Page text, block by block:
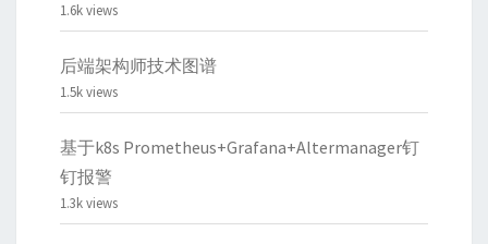
1.6k views
后端架构师技术图谱
1.5k views
基于k8s Prometheus+Grafana+Altermanager钉
钉报警
1.3k views